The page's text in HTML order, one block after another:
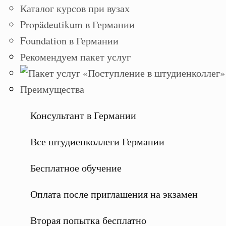
Каталог курсов при вузах
Propädeutikum в Германии
Foundation в Германии
Рекомендуем пакет услуг
Преимущества
Консультант в Германии
Все штудиенколлеги Германии
Бесплатное обучение
Оплата после приглашения на экзамен
Вторая попытка бесплатно